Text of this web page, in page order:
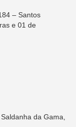
– Santos
e 01 de
da Gama,